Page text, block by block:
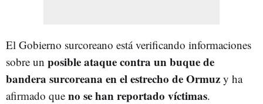
El Gobierno surcoreano está verificando informaciones
sobre un posible ataque contra un buque de
bandera surcoreana en el estrecho de Ormuz y ha
afirmado que no se han reportado víctimas.